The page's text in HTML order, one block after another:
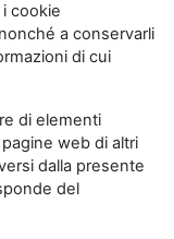
cookie
a conservarli
di cui
di elementi
web di altri
dalla presente
del